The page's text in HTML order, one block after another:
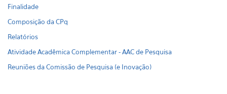
Finalidade
Composição da CPq
Relatórios
Atividade Acadêmica Complementar - AAC de Pesquisa
Reuniões da Comissão de Pesquisa (e Inovação)